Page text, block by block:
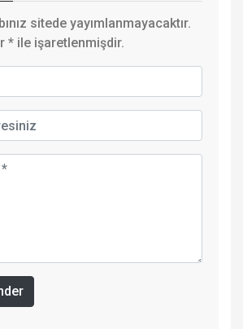
sitede yayımlanmayacaktır.
* ile işaretlenmişdir.